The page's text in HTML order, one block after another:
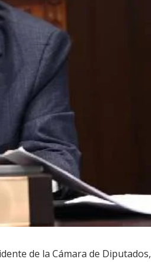
de la Cámara de Diputados,